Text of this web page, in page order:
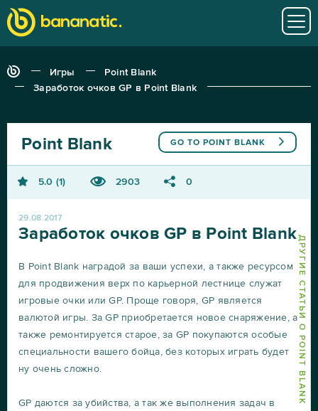
Игры
Point Blank
Заработок очков GP в Point Blank
ДРУГИЕ СТАТЬИ О POINT BLANK
GO TO POINT BLANK
Point Blank
5.0 1 2903 0
29.08.2017
Заработок очков GP в Point Blank
В Point Blank наградой за ваши успехи, а также ресурсом
для продвижения верх по карьерной лестнице служат
игровые очки или GP. Проще говоря, GP является
валютой игры. За GP приобретается новое снаряжение, а
также ремонтируется старое, за GP покупаются особые
специальности вашего бойца, без которых играть будет
ну очень сложно.
GP даются за убийства, а так же выполнения задач в